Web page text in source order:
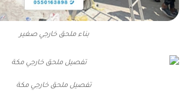
بناء ملحق خارجي صغير
تفصيل ملحق خارجي مكة